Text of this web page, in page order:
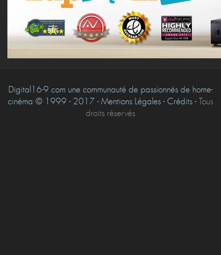
Digital16-9.com une communauté de passionnés de home-
cinéma © 1999 - 2017 - Mentions Légales - Crédits -Tous
droits réservés